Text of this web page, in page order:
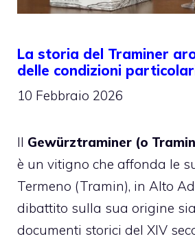
La storia del Traminer
delle condizioni
10 Febbraio 2026
Il Gewürztraminer (o
è un vitigno che affonda le
Termeno (Tramin), in Alto
dibattito sulla sua origine
documenti storici del XIV